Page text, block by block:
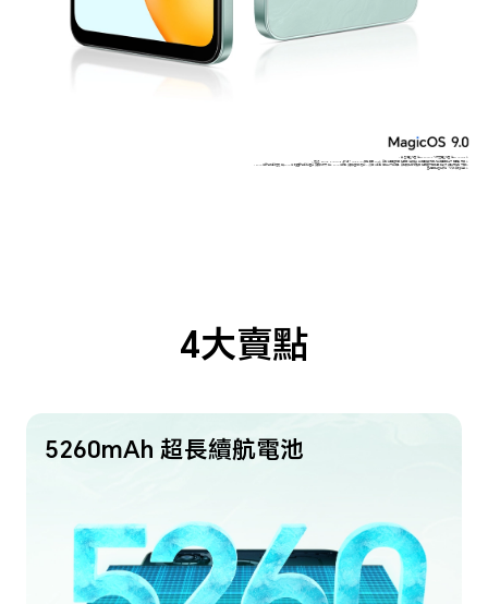
* 典型電池容量為 5260mAh，額定電池容量為 5100mAh。
* 透過 HONOR RAM Turbo 技術，4GB RAM 可擴展至 8GB。實際使用體驗可能因網絡環境、使用場景及個人使用習慣等不同因素而異。
* 5000萬像素指的是配備 5000 萬物理像素的後置主鏡頭感光元件。5000萬像素鏡頭僅支援配合 AI 演算法的高清模式下使用。實際照片解像度可能因應不同拍攝模式及環境而有所不同。
產品圖片僅供參考，請以實物為準。
4大賣點
5260mAh 超長續航電池